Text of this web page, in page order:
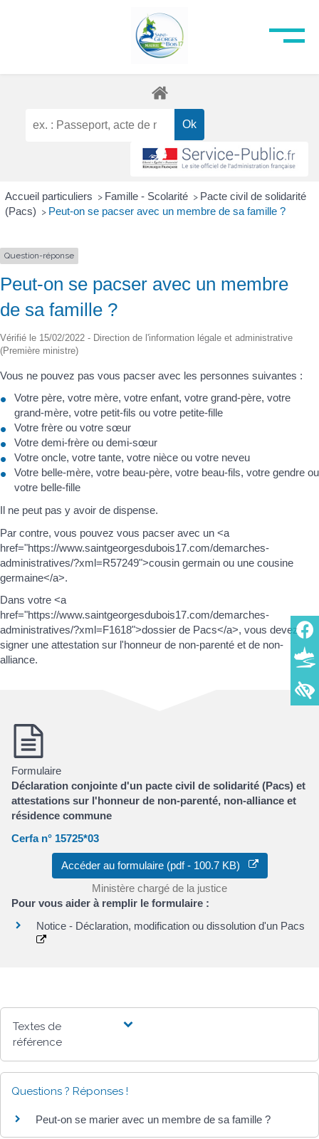
Accueil particuliers > Famille - Scolarité > Pacte civil de solidarité
(Pacs) > Peut-on se pacser avec un membre de sa famille ?
Question-réponse
Peut-on se pacser avec un membre
de sa famille ?
Vérifié le 15/02/2022 - Direction de l'information légale et administrative
(Première ministre)
Vous ne pouvez pas vous pacser avec les personnes suivantes :
Votre père, votre mère, votre enfant, votre grand-père, votre
grand-mère, votre petit-fils ou votre petite-fille
Votre frère ou votre sœur
Votre demi-frère ou demi-sœur
Votre oncle, votre tante, votre nièce ou votre neveu
Votre belle-mère, votre beau-père, votre beau-fils, votre gendre ou
votre belle-fille
Il ne peut pas y avoir de dispense.
Par contre, vous pouvez vous pacser avec un <a
href="https://www.saintgeorgesdubois17.com/demarches-
administratives/?xml=R57249">cousin germain ou une cousine
germaine</a>.
Dans votre <a
href="https://www.saintgeorgesdubois17.com/demarches-
administratives/?xml=F1618">dossier de Pacs</a>, vous devez
signer une attestation sur l'honneur de non-parenté et de non-
alliance.
Formulaire
Déclaration conjointe d'un pacte civil de solidarité (Pacs) et
attestations sur l'honneur de non-parenté, non-alliance et
résidence commune
Cerfa n° 15725*03
Accéder au formulaire (pdf - 100.7 KB)
Ministère chargé de la justice
Pour vous aider à remplir le formulaire :
Notice - Déclaration, modification ou dissolution d'un Pacs
Textes de
référence
Questions ? Réponses !
Peut-on se marier avec un membre de sa famille ?